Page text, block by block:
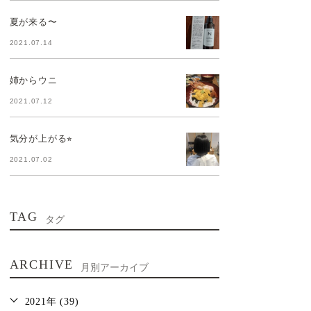
夏が来る〜
2021.07.14
姉からウニ
2021.07.12
気分が上がる⭐︎
2021.07.02
TAG タグ
ARCHIVE 月別アーカイブ
2021年 (39)